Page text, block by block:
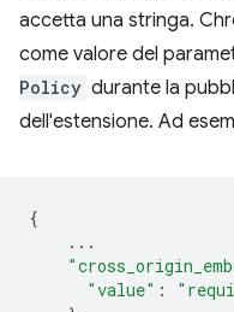
accetta una stringa.
come valore del
Policy durante la
dell'estensione. Ad
{
...
"value" :